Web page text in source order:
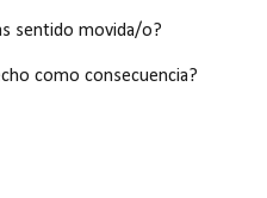
sentido movida/o?
como consecuencia?